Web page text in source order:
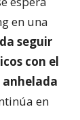
en una
seguir
con el
en